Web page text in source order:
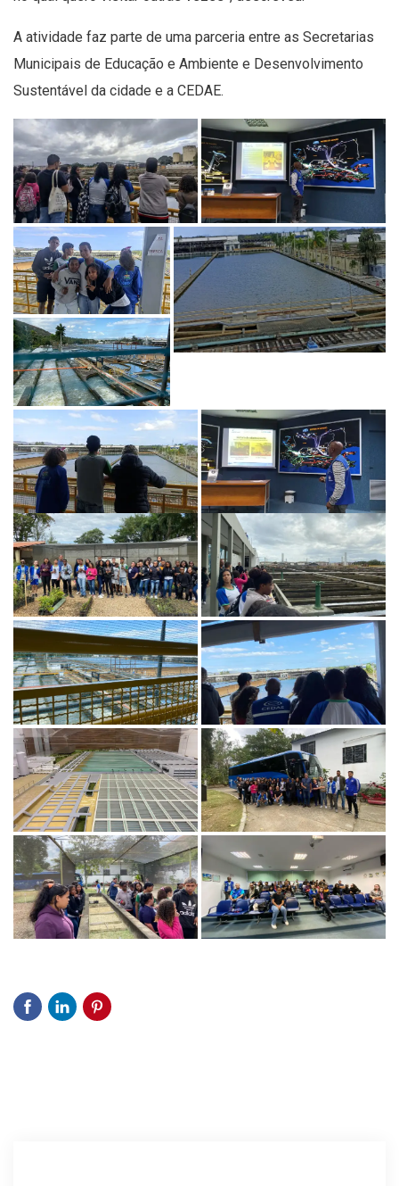
A atividade faz parte de uma parceria entre as Secretarias
Municipais de Educação e Ambiente e Desenvolvimento
Sustentável da cidade e a CEDAE.